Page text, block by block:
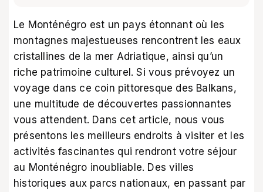
Le Monténégro est un pays étonnant où les
montagnes majestueuses rencontrent les eaux
cristallines de la mer Adriatique, ainsi qu’un
riche patrimoine culturel. Si vous prévoyez un
voyage dans ce coin pittoresque des Balkans,
une multitude de découvertes passionnantes
vous attendent. Dans cet article, nous vous
présentons les meilleurs endroits à visiter et les
activités fascinantes qui rendront votre séjour
au Monténégro inoubliable. Des villes
historiques aux parcs nationaux, en passant par